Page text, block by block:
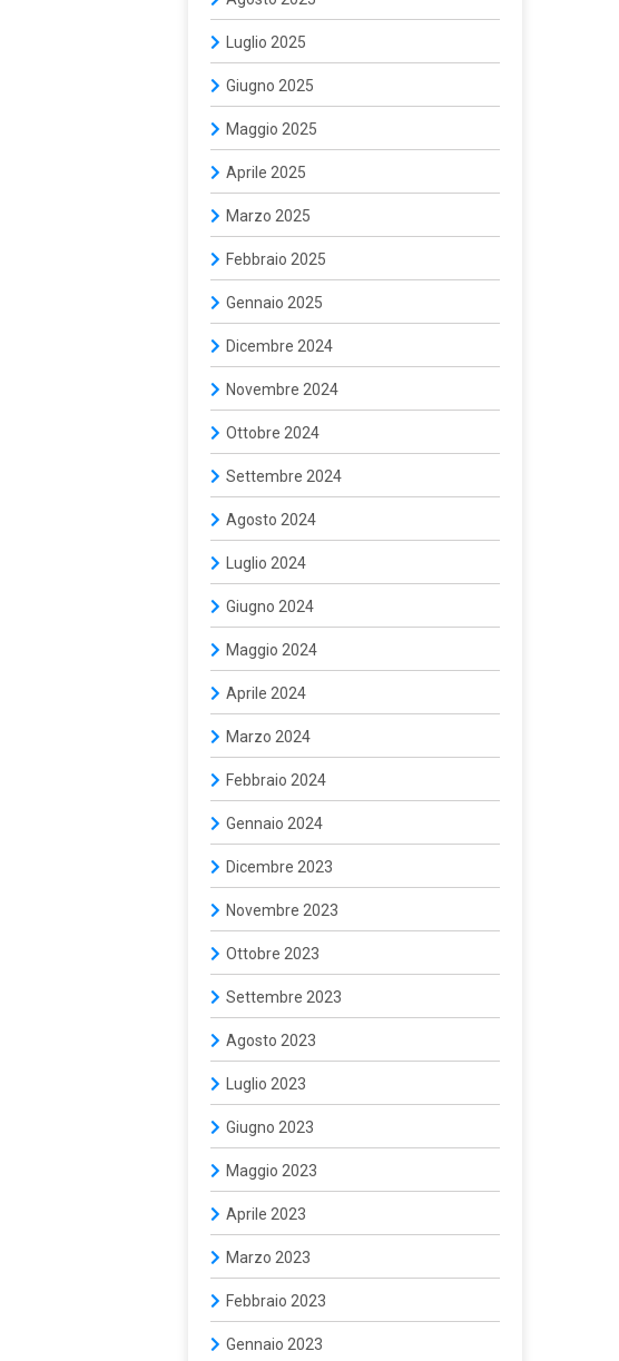
Luglio 2025
Giugno 2025
Maggio 2025
Aprile 2025
Marzo 2025
Febbraio 2025
Gennaio 2025
Dicembre 2024
Novembre 2024
Ottobre 2024
Settembre 2024
Agosto 2024
Luglio 2024
Giugno 2024
Maggio 2024
Aprile 2024
Marzo 2024
Febbraio 2024
Gennaio 2024
Dicembre 2023
Novembre 2023
Ottobre 2023
Settembre 2023
Agosto 2023
Luglio 2023
Giugno 2023
Maggio 2023
Aprile 2023
Marzo 2023
Febbraio 2023
Gennaio 2023